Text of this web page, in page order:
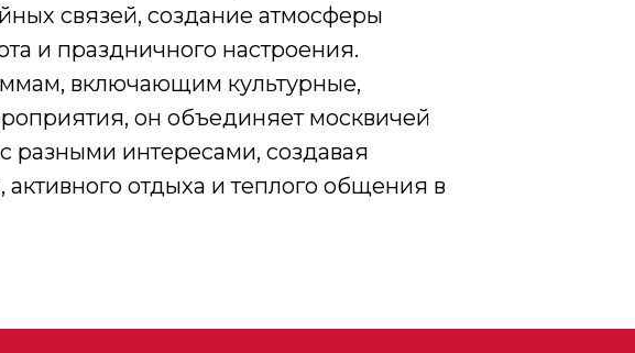
связей, создание атмосферы
и праздничного настроения.
включающим культурные,
он объединяет москвичей
разными интересами, создавая
активного отдыха и теплого общения в